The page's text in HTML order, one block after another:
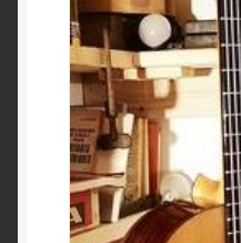
Panier
Validation de la commande